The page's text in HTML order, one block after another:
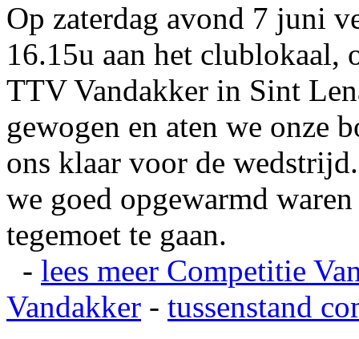
Op zaterdag avond 7 juni
16.15u aan het clublokaal,
TTV Vandakker in Sint
gewogen en aten we onze
ons klaar voor de
we goed opgewarmd
tegemoet te gaan.
- lees meer Competitie
Vandakker - tussenstand